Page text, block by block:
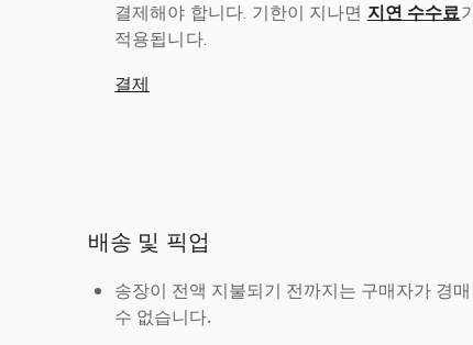
결제해야 합니다. 기한이 지나면 지연 수수료
적용됩니다.
결제
배송 및 픽업
송장이 전액 지불되기 전까지는 구매자가 경
수 없습니다.